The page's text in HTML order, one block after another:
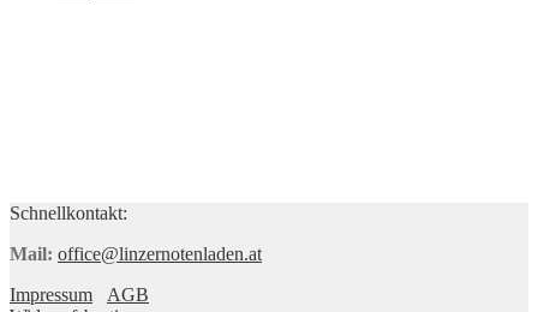
Schnellkontakt:
Mail: office@linzernotenladen.at
Impressum
AGB